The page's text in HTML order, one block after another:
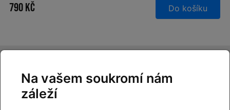
790 Kč Do košíku
Našenejnovější články
Na vašem soukromí nám
záleží